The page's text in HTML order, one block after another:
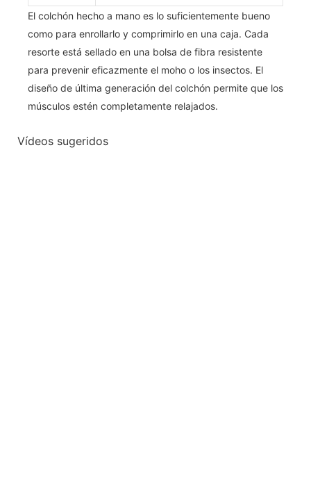
El colchón hecho a mano es lo suficientemente bueno
como para enrollarlo y comprimirlo en una caja. Cada
resorte está sellado en una bolsa de fibra resistente
para prevenir eficazmente el moho o los insectos. El
diseño de última generación del colchón permite que los
músculos estén completamente relajados.
Vídeos sugeridos